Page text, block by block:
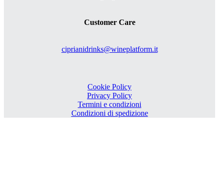
Customer Care
ciprianidrinks@wineplatform.it
Cookie Policy
Privacy Policy
Termini e condizioni
Condizioni di spedizione